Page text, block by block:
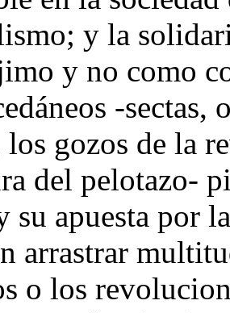
y la
y no como
-sectas,
gozos de la
del pelotazo-
su apuesta por
arrastrar
o los